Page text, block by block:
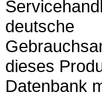
deutsche
dieses
Datenbank